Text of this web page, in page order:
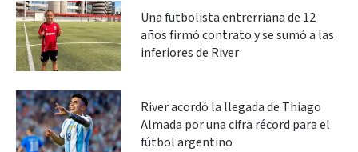
Una futbolista entrerriana de 12
años firmó contrato y se sumó a las
inferiores de River
River acordó la llegada de Thiago
Almada por una cifra récord para el
fútbol argentino